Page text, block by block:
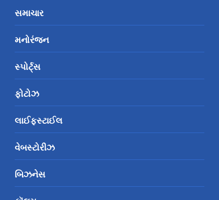
સમાચાર
મનોરંજન
સ્પોર્ટ્સ
ફોટોઝ
લાઈફસ્ટાઈલ
વેબસ્ટોરીઝ
બિઝનેસ